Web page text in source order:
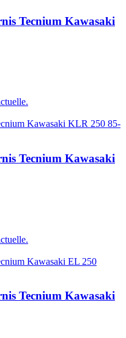
Tecnium Kawasaki
Tecnium Kawasaki
Tecnium Kawasaki